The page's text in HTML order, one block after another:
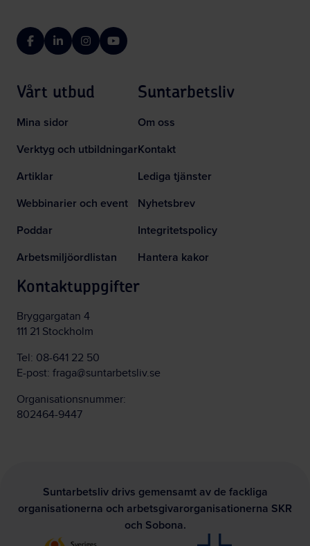
FacebookLinkedInInstagramYouTube
Vårt utbud
Mina sidor
Verktyg och utbildningar
Artiklar
Webbinarier och event
Poddar
Arbetsmiljöordlistan
Suntarbetsliv
Om oss
Kontakt
Lediga tjänster
Nyhetsbrev
Integritetspolicy
Hantera kakor
Kontaktuppgifter
Bryggargatan 4
111 21 Stockholm
Tel: 08-641 22 50
E-post: fraga@suntarbetsliv.se
Organisationsnummer:
802464-9447
Suntarbetsliv drivs gemensamt av de fackliga
organisationerna och arbetsgivarorganisationerna SKR
och Sobona.